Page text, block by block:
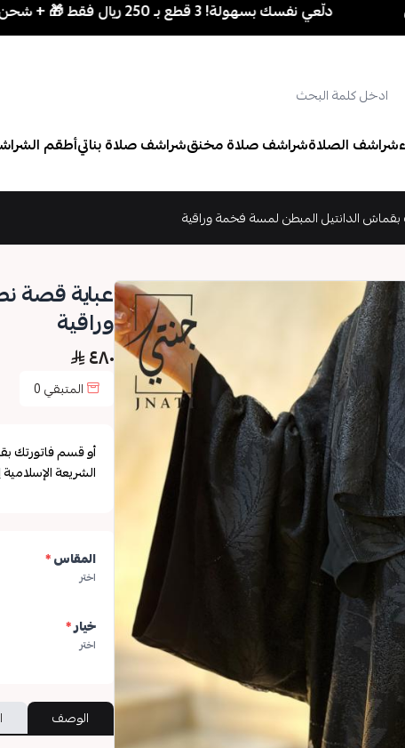
دلّعي نفسك بسهولة! 3 قطع بـ 250 ريال فقط 🎁 + شحن مجاني فوق 700 ريال
شراشف الصلاةشراشف صلاة مخنقشراشف صلاة بناتيأطقم
الدانتيل المبطن لمسة فخمة وراقية
عباية قصة
وراقية
٤٨٠
المتبقي0
أو قسم فاتورتك
الشريعة الإسلامية
المقاس*
اختر
خيار*
اختر
الوصف